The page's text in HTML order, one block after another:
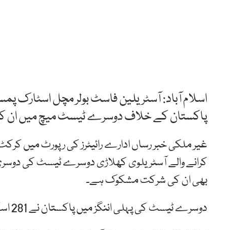
اسلام آباد: آسٹریلین فاسٹ بولر مچل
پاکستان کے خلاف دوسرے ٹیسٹ میچ میں
غیر ملکی خبر رساں ادارے رائیٹرز کی رپورٹ میں
بھی ان کی شرکت مشکوک ہے۔
دوسرے ٹیسٹ کی پہلی اننگز میں پاکستان نے 281 اسکور بنائے تھے اور آسٹریلیا کو 145 پر ہی آؤٹ کردیا تھا۔